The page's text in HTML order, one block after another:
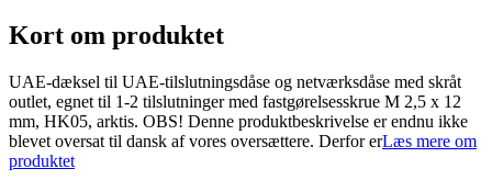
Kort om produktet
UAE-dæksel til UAE-tilslutningsdåse og netværksdåse med skråt
outlet, egnet til 1-2 tilslutninger med fastgørelsesskrue M 2,5 x 12
mm, HK05, arktis. OBS! Denne produktbeskrivelse er endnu ikke
blevet oversat til dansk af vores oversættere. Derfor erLæs mere om
produktet